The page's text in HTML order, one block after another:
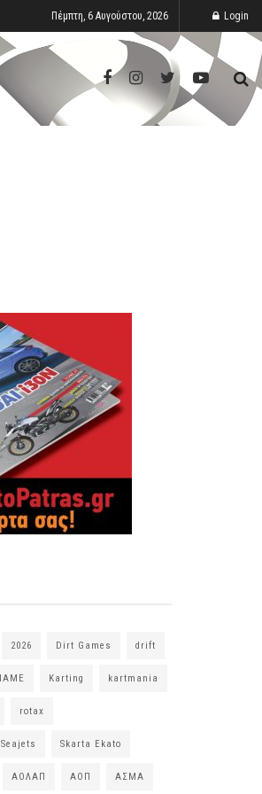
Πέμπτη, 6 Αυγούστου, 2026 Login
2026 Dirt Games drift
IAME Karting kartmania
rotax
Seajets Skarta Ekato
ΑΟΛΑΠ ΑΟΠ ΑΣΜΑ